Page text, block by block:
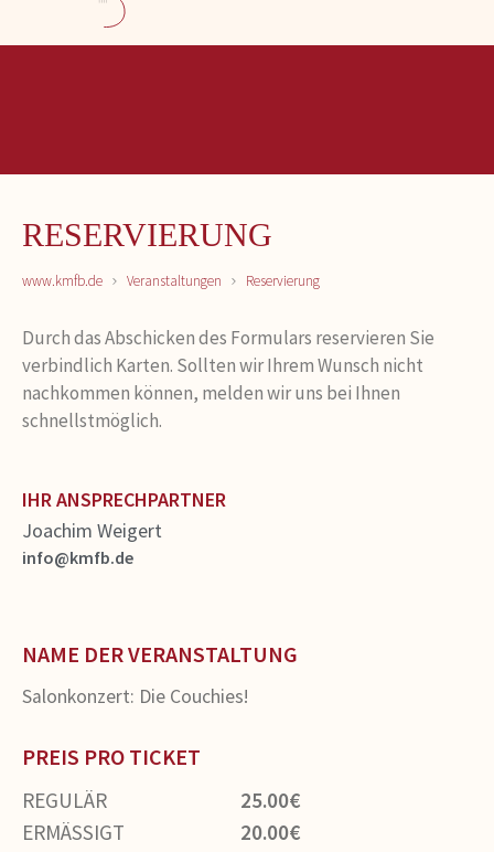
RESERVIERUNG
www.kmfb.de Veranstaltungen Reservierung
Durch das Abschicken des Formulars reservieren Sie
verbindlich Karten. Sollten wir Ihrem Wunsch nicht
nachkommen können, melden wir uns bei Ihnen
schnellstmöglich.
IHR ANSPRECHPARTNER
Joachim Weigert
info@kmfb.de
NAME DER VERANSTALTUNG
Salonkonzert: Die Couchies!
PREIS PRO TICKET
REGULÄR
25.00€
ERMÄSSIGT
20.00€